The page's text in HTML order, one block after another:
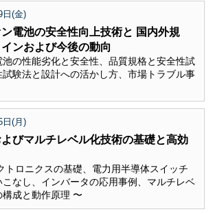
日(金)
電池の安全性向上技術と 国内外規
ンおよび今後の動向
の性能劣化と安全性、品質規格と安全性試
験法と設計への活かし方、市場トラブル事
日(月)
びマルチレベル化技術の基礎と高効
トロニクスの基礎、電力用半導体スイッチ
こなし、インバータの応用事例、マルチレベ
構成と動作原理 〜